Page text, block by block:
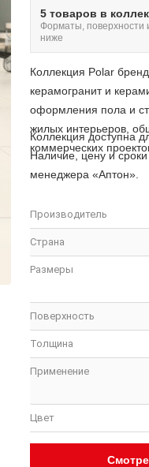
5 товаров в
Форматы, поверхности
ниже
Коллекция Polar
керамогранит и
оформления пола и
жилых интерьеров,
коммерческих
Коллекция доступна
Наличие, цену и сроки
менеджера «Аптон».
Производитель
Страна
Размеры
Поверхность
Толщина
Применение
Цвет